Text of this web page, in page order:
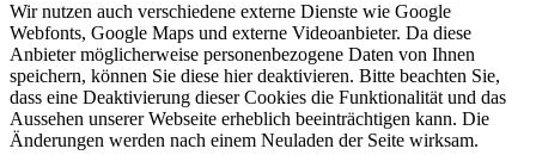
Wir nutzen auch verschiedene externe Dienste wie Google
Webfonts, Google Maps und externe Videoanbieter. Da diese
Anbieter möglicherweise personenbezogene Daten von Ihnen
speichern, können Sie diese hier deaktivieren. Bitte beachten Sie,
dass eine Deaktivierung dieser Cookies die Funktionalität und das
Aussehen unserer Webseite erheblich beeinträchtigen kann. Die
Änderungen werden nach einem Neuladen der Seite wirksam.